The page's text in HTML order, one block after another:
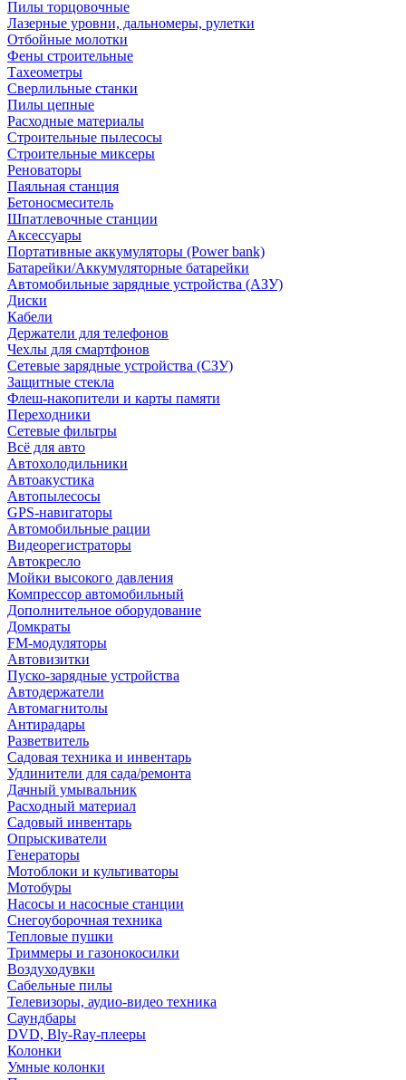
Пилы торцовочные
Лазерные уровни, дальномеры, рулетки
Отбойные молотки
Фены строительные
Тахеометры
Сверлильные станки
Пилы цепные
Расходные материалы
Строительные пылесосы
Строительные миксеры
Реноваторы
Паяльная станция
Бетоносмеситель
Шпатлевочные станции
Аксессуары
Портативные аккумуляторы (Power bank)
Батарейки/Аккумуляторные батарейки
Автомобильные зарядные устройства (АЗУ)
Диски
Кабели
Держатели для телефонов
Чехлы для смартфонов
Сетевые зарядные устройства (СЗУ)
Защитные стекла
Флеш-накопители и карты памяти
Переходники
Сетевые фильтры
Всё для авто
Автохолодильники
Автоакустика
Автопылесосы
GPS-навигаторы
Автомобильные рации
Видеорегистраторы
Автокресло
Мойки высокого давления
Компрессор автомобильный
Дополнительное оборудование
Домкраты
FM-модуляторы
Автовизитки
Пуско-зарядные устройства
Автодержатели
Автомагнитолы
Антирадары
Разветвитель
Садовая техника и инвентарь
Удлинители для сада/ремонта
Дачный умывальник
Расходный материал
Садовый инвентарь
Опрыскиватели
Генераторы
Мотоблоки и культиваторы
Мотобуры
Насосы и насосные станции
Снегоуборочная техника
Тепловые пушки
Триммеры и газонокосилки
Воздуходувки
Сабельные пилы
Телевизоры, аудио-видео техника
Саундбары
DVD, Bly-Ray-плееры
Колонки
Умные колонки